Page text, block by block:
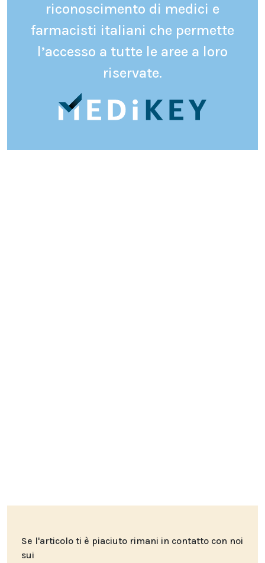
riconoscimento di medici e
farmacisti italiani che permette
l’accesso a tutte le aree a loro
riservate.
Se l'articolo ti è piaciuto rimani in contatto con noi
sui